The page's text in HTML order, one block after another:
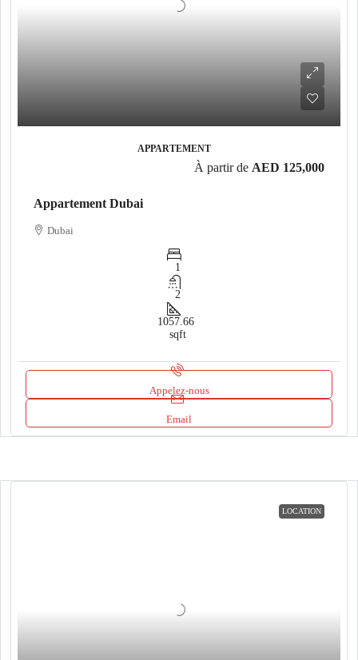
APPARTEMENT
À partir de AED 125,000
Appartement Dubai
Dubai
1
2
1057.66
sqft
Appelez-nous
Email
LOCATION